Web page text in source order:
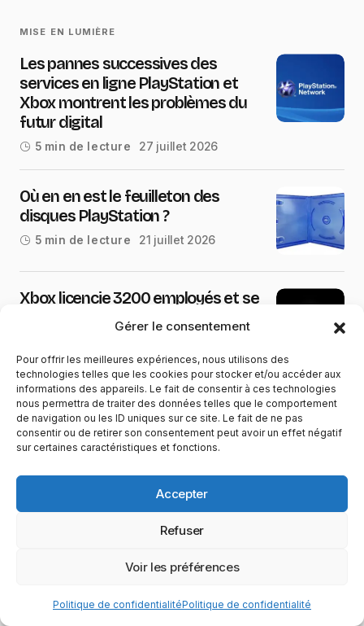
Gérer le consentement
Pour offrir les meilleures expériences, nous utilisons des
technologies telles que les cookies pour stocker et/ou accéder aux
informations des appareils. Le fait de consentir à ces technologies
nous permettra de traiter des données telles que le comportement
de navigation ou les ID uniques sur ce site. Le fait de ne pas
consentir ou de retirer son consentement peut avoir un effet négatif
sur certaines caractéristiques et fonctions.
Accepter
Refuser
Voir les préférences
Politique de confidentialitéPolitique de confidentialité
MISE EN LUMIÈRE
Les pannes successives des
services en ligne PlayStation et
Xbox montrent les problèmes du
futur digital
5 min de lecture 27 juillet 2026
Où en en est le feuilleton des
disques PlayStation ?
5 min de lecture 21 juillet 2026
Xbox licencie 3200 employés et se
sépare de plusieurs studios
PlayStation abandonne le support
disque – 3 raisons pour lesquelles
cela met le jeu vidéo (et le
consommateur) en danger